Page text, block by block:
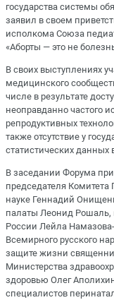
государства системы
заявил в своем
исполкома Союза
«Аборты — это не
В своих выступлениях
медицинского
числе в результате
неоправданно частого
репродуктивных
также отсутствие у
статистических данных
В заседании Форума
председателя
науке Геннадий
палаты Леонид Рошаль,
России Лейла
Всемирного русского
защите жизни
Министерства
здоровью Олег
специалистов